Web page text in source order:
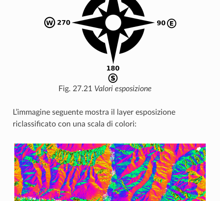
Fig. 27.21 Valori esposizione
L’immagine seguente mostra il layer esposizione
riclassificato con una scala di colori: